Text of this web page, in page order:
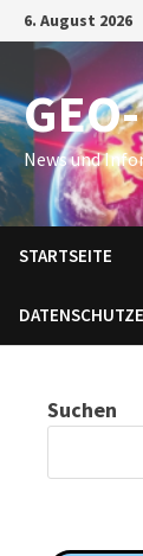
Zum
Inhalt
springen
6. August 2026
News und
STARTSEITE
Suchen